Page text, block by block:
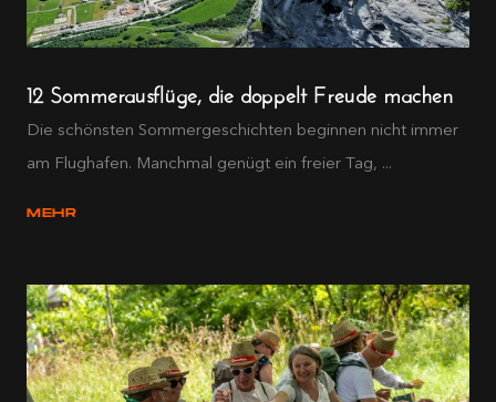
12 Sommerausflüge, die doppelt Freude machen
Die schönsten Sommergeschichten beginnen nicht immer
am Flughafen. Manchmal genügt ein freier Tag, ...
MEHR